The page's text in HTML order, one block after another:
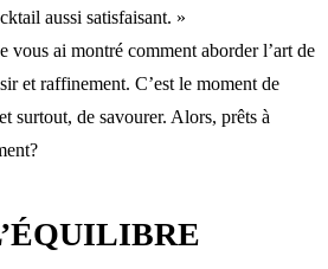
aussi satisfaisant. »
vous ai montré comment aborder l’art de
et raffinement. C’est le moment de
surtout, de savourer. Alors, prêts à